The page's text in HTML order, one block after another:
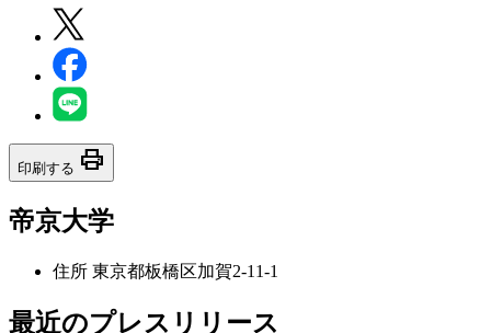
印刷する print
帝京大学
住所 東京都板橋区加賀2-11-1
最近のプレスリリース